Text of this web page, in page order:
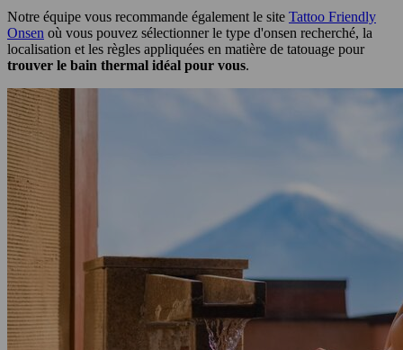
Notre équipe vous recommande également le site Tattoo Friendly
Onsen où vous pouvez sélectionner le type d'onsen recherché, la
localisation et les règles appliquées en matière de tatouage pour
trouver le bain thermal idéal pour vous.